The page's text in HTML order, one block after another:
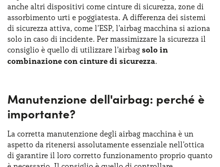
anche altri dispositivi come cinture di sicurezza, zone di
assorbimento urti e poggiatesta. A differenza dei sistemi
di sicurezza attiva, come l’ESP, l’airbag macchina si aziona
solo in caso di incidente. Per massimizzare la sicurezza il
consiglio è quello di utilizzare l’airbag solo in
combinazione con cinture di sicurezza.
Manutenzione dell'airbag: perché è
importante?
La corretta manutenzione degli airbag macchina è un
aspetto da ritenersi assolutamente essenziale nell’ottica
di garantire il loro corretto funzionamento proprio quanto